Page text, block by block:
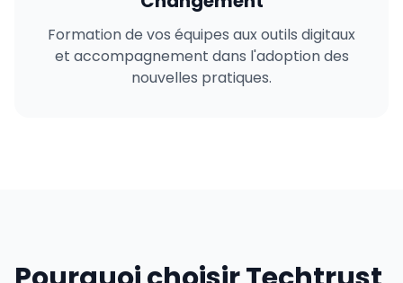
Formation de vos équipes aux outils digitaux
et accompagnement dans l'adoption des
nouvelles pratiques.